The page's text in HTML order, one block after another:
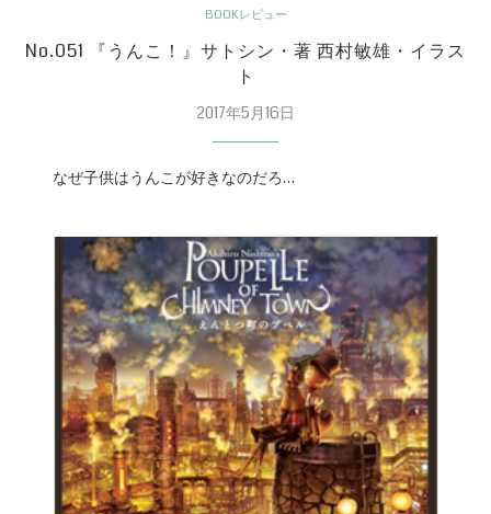
BOOKレビュー
No.051 『うんこ！』サトシン・著 西村敏雄・イラス
ト
2017年5月16日
なぜ子供はうんこが好きなのだろ…